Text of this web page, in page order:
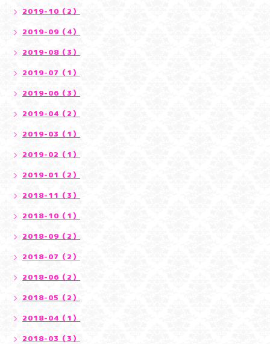
2019-10（2）
2019-09（4）
2019-08（3）
2019-07（1）
2019-06（3）
2019-04（2）
2019-03（1）
2019-02（1）
2019-01（2）
2018-11（3）
2018-10（1）
2018-09（2）
2018-07（2）
2018-06（2）
2018-05（2）
2018-04（1）
2018-03（3）